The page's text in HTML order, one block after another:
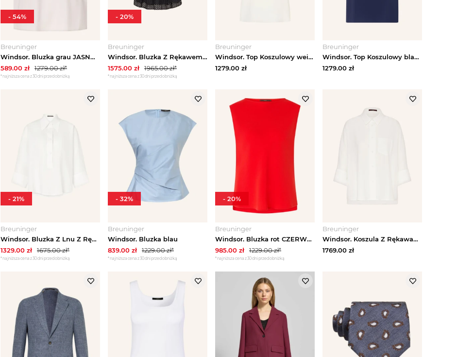
Breuninger
Windsor. Bluzka grau JASNOCZARY
589.00 zł 1279.00zł*
*najniższa cena z 30 dni przed obniżką
- 54%
Breuninger
Windsor. Bluzka Z Rękawem 3 / 4 blau GRANATOWY
1575.00 zł 1965.00zł*
*najniższa cena z 30 dni przed obniżką
- 20%
Breuninger
Windsor. Top Koszulowy weiss BIAŁY
1279.00 zł
Breuninger
Windsor. Top Koszulowy blau GRANATOWY
1279.00 zł
Breuninger
Windsor. Bluzka Z Lnu Z Rękawami 3 / 4 weiss BIAŁY
1329.00 zł 1675.00zł*
*najniższa cena z 30 dni przed obniżką
- 21%
Breuninger
Windsor. Bluzka blau
839.00 zł 1229.00zł*
*najniższa cena z 30 dni przed obniżką
- 32%
Breuninger
Windsor. Bluzka rot CZERWONY
985.00 zł 1229.00zł*
*najniższa cena z 30 dni przed obniżką
- 20%
Breuninger
Windsor. Koszula Z Rękawami 3 / 4 weiss BIAŁY
1769.00 zł